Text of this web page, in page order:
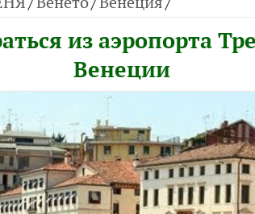
из аэропорта
Венеции